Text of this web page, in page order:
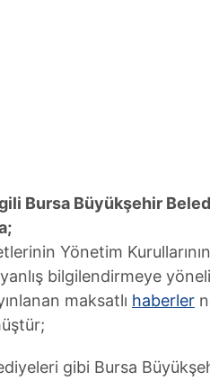
Bursa Büyükşehir
Yönetim Kurullarının
bilgilendirmeye
maksatlı haberler
gibi Bursa